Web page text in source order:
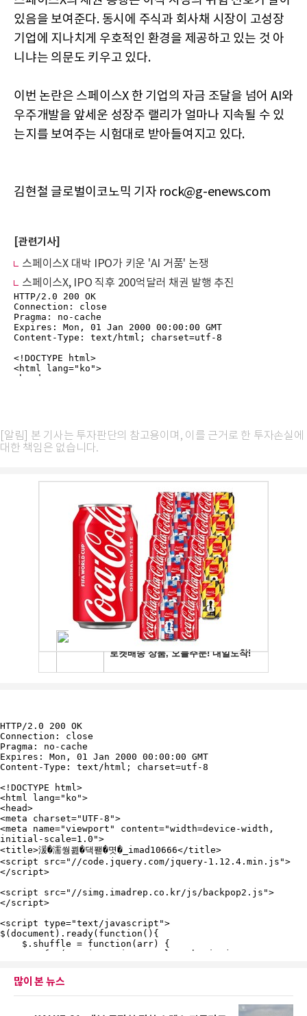
있음을 보여준다. 동시에 주식과 회사채 시장이 고성장
기업에 지나치게 우호적인 환경을 제공하고 있는 것 아
니냐는 의문도 키우고 있다.
이번 논란은 스페이스X 한 기업의 자금 조달을 넘어 AI와
우주개발을 앞세운 성장주 랠리가 얼마나 지속될 수 있
는지를 보여주는 시험대로 받아들여지고 있다.
김현철 글로벌이코노믹 기자 rock@g-enews.com
[관련기사]
스페이스X 대박 IPO가 키운 'AI 거품' 논쟁
스페이스X, IPO 직후 200억달러 채권 발행 추진
[알림] 본 기사는 투자판단의 참고용이며, 이를 근거로 한 투자손실에
대한 책임은 없습니다.
많이 본 뉴스